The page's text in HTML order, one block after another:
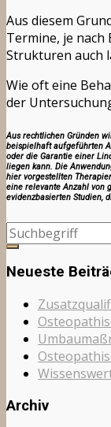
Aus diesem
Termine, je
Strukturen auch
Wie oft eine
der
Aus rechtlichen Gründen
beispielhaft aufgeführten
oder die Garantie einer
liegen kann. Die
hier vorgestellten
eine relevante Anzahl von
evidenzbasierten Studien,
Neueste
Archiv